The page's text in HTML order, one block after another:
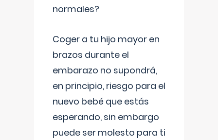
normales?
Coger a tu hijo mayor en
brazos durante el
embarazo no supondrá,
en principio, riesgo para el
nuevo bebé que estás
esperando, sin embargo
puede ser molesto para ti